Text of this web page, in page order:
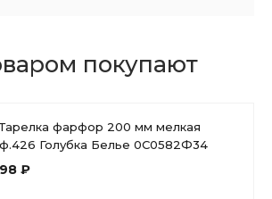
покупают
Тарелка фарфор 200 мм мелкая
ф.426 Голубка Белье 0С0582Ф34
98 ₽